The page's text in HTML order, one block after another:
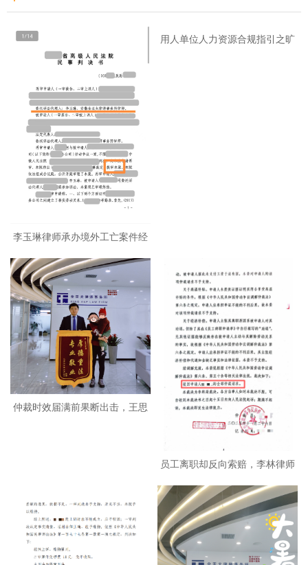
李玉琳律师承办境外工亡案件经
省
用人单位人力资源合规指引之旷
仲裁时效届满前果断出击，王思
员工离职却反向索赔，李林律师
助